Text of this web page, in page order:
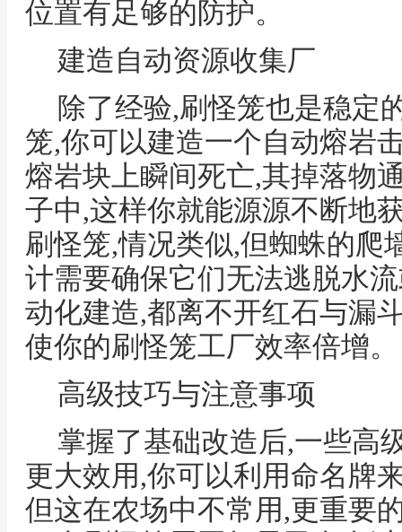
位置有足够的防护。
建造自动资源收集厂
除了经验,刷怪笼也是稳定
笼,你可以建造一个自动熔岩
熔岩块上瞬间死亡,其掉落物
子中,这样你就能源源不断地
刷怪笼,情况类似,但蜘蛛的爬
计需要确保它们无法逃脱水
动化建造,都离不开红石与漏
使你的刷怪笼工厂效率倍增。
高级技巧与注意事项
掌握了基础改造后,一些高
更大效用,你可以利用命名牌
但这在农场中不常用,更重要